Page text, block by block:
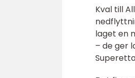
Kval till
laget en
– de ger